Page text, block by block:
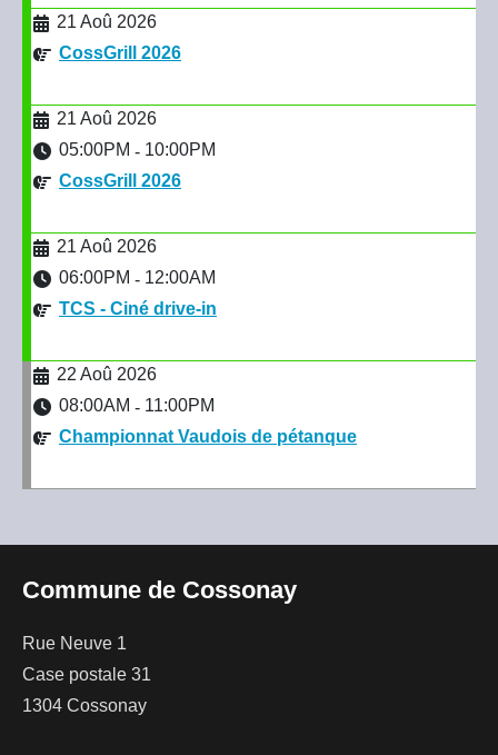
21 Aoû 2026
CossGrill 2026
21 Aoû 2026
05:00PM - 10:00PM
CossGrill 2026
21 Aoû 2026
06:00PM - 12:00AM
TCS - Ciné drive-in
22 Aoû 2026
08:00AM - 11:00PM
Championnat Vaudois de pétanque
Commune de Cossonay
Rue Neuve 1
Case postale 31
1304 Cossonay